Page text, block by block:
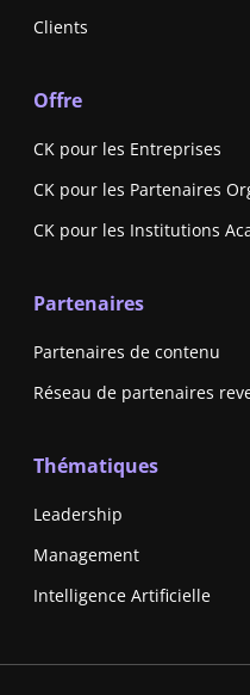
Clients
Offre
CK pour les Entreprises
CK pour les Partenaires
CK pour les Institutions
Partenaires
Partenaires de contenu
Réseau de partenaires
Thématiques
Leadership
Management
Intelligence Artificielle